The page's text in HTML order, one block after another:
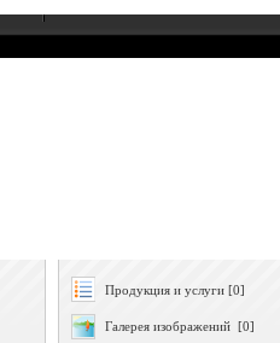
Продукция и услуги [0]
Галерея изображений [0]